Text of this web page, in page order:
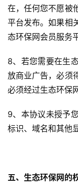
在，任何您不愿被
平台发布。如果相
态环保网会员服务
8、若您需要在生
放商业广告，必须
必须经过生态环保
9、本协议未授予
标识、域名和其他
五、生态环保网的